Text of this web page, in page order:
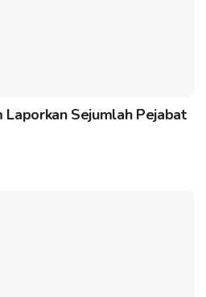
Laporkan Sejumlah Pejabat